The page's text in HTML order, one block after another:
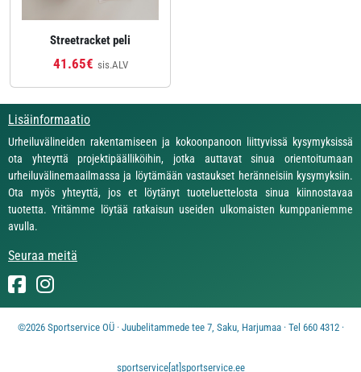
Streetracket peli
41.65€ sis.ALV
Lisäinformaatio
Urheiluvälineiden rakentamiseen ja kokoonpanoon liittyvissä kysymyksissä
ota yhteyttä projektipäälliköihin, jotka auttavat sinua orientoitumaan
urheiluvälinemaailmassa ja löytämään vastaukset heränneisiin kysymyksiin.
Ota myös yhteyttä, jos et löytänyt tuoteluettelosta sinua kiinnostavaa
tuotetta. Yritämme löytää ratkaisun useiden ulkomaisten kumppaniemme
avulla.
Seuraa meitä
©2026 Sportservice OÜ · Juubelitammede tee 7, Saku, Harjumaa · Tel 660 4312 ·
sportservice[at]sportservice.ee